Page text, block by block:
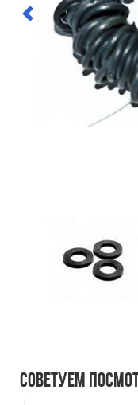
Советуем